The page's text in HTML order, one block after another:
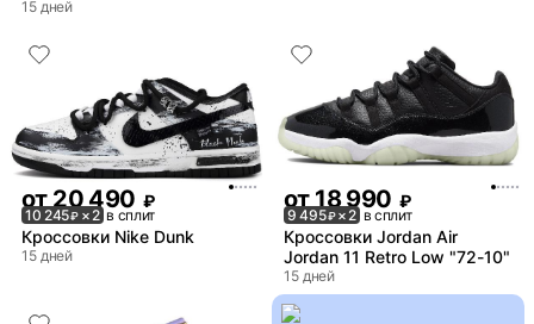
15 дней
от 20 490 ₽
10 245₽ × 2 в сплит
Кроссовки Nike Dunk
15 дней
от 18 990 ₽
9 495₽× 2 в сплит
Кроссовки Jordan Air
Jordan 11 Retro Low "72-10"
15 дней